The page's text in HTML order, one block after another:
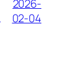
2026-
02-04